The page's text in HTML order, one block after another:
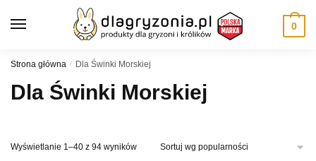
0
Strona główna / Dla Świnki Morskiej
Dla Świnki Morskiej
Wyświetlanie 1–40 z 94 wynikówPosortowane